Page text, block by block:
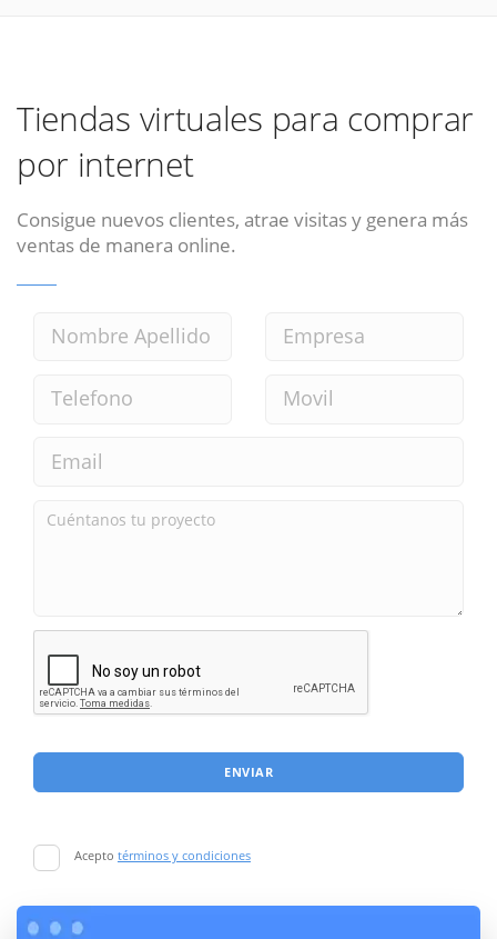
Tiendas virtuales para comprar
por internet
Consigue nuevos clientes, atrae visitas y genera más
ventas de manera online.
ENVIAR
Acepto términos y condiciones